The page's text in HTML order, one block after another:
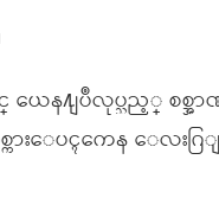
ယေန႔ျပဳလုပ္သည့္ စစ္အ
းေပၚကေန ေလးဂြ